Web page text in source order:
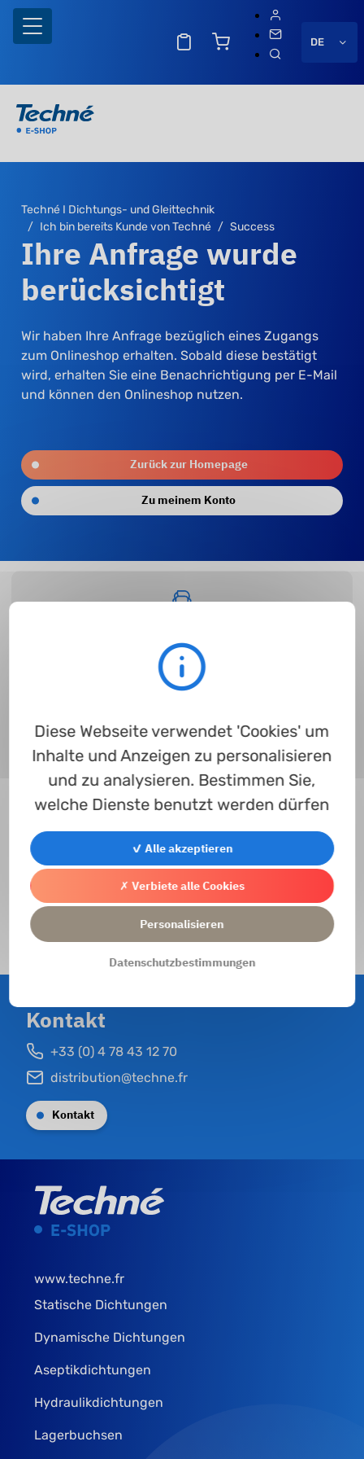
DE
Techné I Dichtungs- und Gleittechnik
Ich bin bereits Kunde von Techné
Success
Ihre Anfrage wurde
berücksichtigt
Wir haben Ihre Anfrage bezüglich eines Zugangs
zum Onlineshop erhalten. Sobald diese bestätigt
wird, erhalten Sie eine Benachrichtigung per E-Mail
und können den Onlineshop nutzen.
Zurück zur Homepage
Zu meinem Konto
Kontakt
Zum Kontaktformular
Wie melde ich mich an?
Zum Leitfaden
Drehteile
Kontakt
+33 (0) 4 78 43 12 70
distribution@techne.fr
Kontakt
www.techne.fr
Statische Dichtungen
Dynamische Dichtungen
Aseptikdichtungen
Hydraulikdichtungen
Lagerbuchsen
Diese Webseite verwendet 'Cookies' um
Inhalte und Anzeigen zu personalisieren
und zu analysieren. Bestimmen Sie,
welche Dienste benutzt werden dürfen
✓ Alle akzeptieren
✗ Verbiete alle Cookies
Personalisieren
Datenschutzbestimmungen